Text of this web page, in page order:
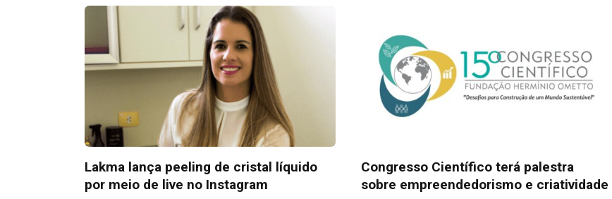
Lakma lança peeling de cristal líquido
por meio de live no Instagram
Congresso Científico terá palestra
sobre empreendedorismo e criatividade